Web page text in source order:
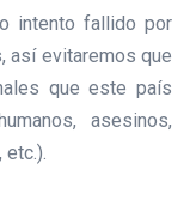
intento fallido por
así evitaremos que
que este país
asesinos,
etc.).